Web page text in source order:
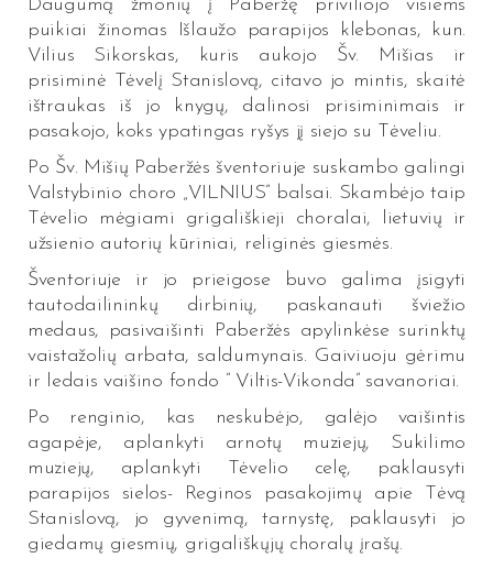
Daugumą žmonių į Paberžę priviliojo visiems
puikiai žinomas Išlaužo parapijos klebonas, kun.
Vilius Sikorskas, kuris aukojo Šv. Mišias ir
prisiminė Tėvelį Stanislovą, citavo jo mintis, skaitė
ištraukas iš jo knygų, dalinosi prisiminimais ir
pasakojo, koks ypatingas ryšys jį siejo su Tėveliu.
Po Šv. Mišių Paberžės šventoriuje suskambo galingi
Valstybinio choro „VILNIUS” balsai. Skambėjo taip
Tėvelio mėgiami grigališkieji choralai, lietuvių ir
užsienio autorių kūriniai, religinės giesmės.
Šventoriuje ir jo prieigose buvo galima įsigyti
tautodailininkų dirbinių, paskanauti šviežio
medaus, pasivaišinti Paberžės apylinkėse surinktų
vaistažolių arbata, saldumynais. Gaiviuoju gėrimu
ir ledais vaišino fondo ” Viltis-Vikonda” savanoriai.
Po renginio, kas neskubėjo, galėjo vaišintis
agapėje, aplankyti arnotų muziejų, Sukilimo
muziejų, aplankyti Tėvelio celę, paklausyti
parapijos sielos- Reginos pasakojimų apie Tėvą
Stanislovą, jo gyvenimą, tarnystę, paklausyti jo
giedamų giesmių, grigališkųjų choralų įrašų.